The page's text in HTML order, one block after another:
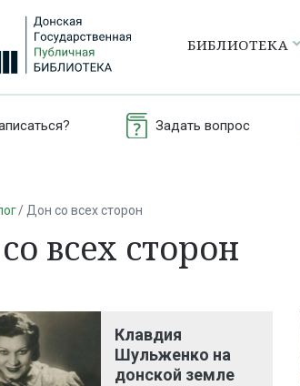
БИБЛИОТЕКА
Задать вопрос
Дон со всех сторон
всех сторон
Клавдия
Шульженко на
донской земле